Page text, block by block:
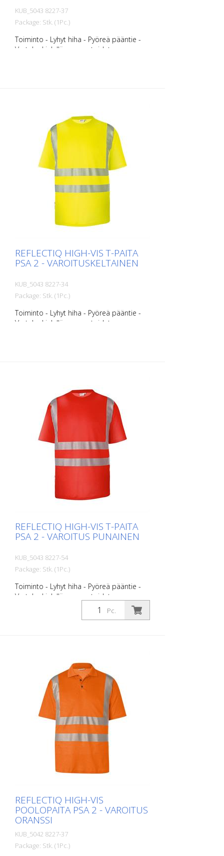
KUB_5043 8227-37
Package: Stk. (1Pc.)
Toiminto - Lyhyt hiha - Pyöreä pääntie -
Vartalonkielellä segmentoidut
auringonvalolta. koot - XS - S - M - L - XL -
XXL KOKO - 3XL - 4 XL Materiaalit: - 50 %
puuvillaa, 50 % polyesteriä, n. 180 g/m2.
Kaikkia tuotteita ei ole tällä hetkellä
saatavilla kaikissa väreissä ja koossa. Kysy
meiltä tarvittaessa vastaavaa tuotetta.
REFLECTIQ HIGH-VIS T-PAITA
PSA 2 - VAROITUSKELTAINEN
KUB_5043 8227-34
Package: Stk. (1Pc.)
Toiminto - Lyhyt hiha - Pyöreä pääntie -
Vartalonkielellä segmentoidut
auringonvalolta. koot - XS - S - M - L - XL -
XXL KOKO - 3XL - 4 XL Materiaalit: - 50 %
puuvillaa, 50 % polyesteriä, n. 180 g/m2.
Kaikkia tuotteita ei ole tällä hetkellä
saatavilla kaikissa väreissä ja koossa. Kysy
meiltä tarvittaessa vastaavaa tuotetta.
REFLECTIQ HIGH-VIS T-PAITA
PSA 2 - VAROITUS PUNAINEN
KUB_5043 8227-54
Package: Stk. (1Pc.)
Toiminto - Lyhyt hiha - Pyöreä pääntie -
Vartalonkielellä segmentoidut
heijastinraidat optimaalista näkyvyyttä
varten. - Materiaalirakenne, jonka
auringonvalolta. koot - XS - S - M - L - XL -
XXL KOKO - 3XL - 4 XL Materiaalit: - 50 %
puuvillaa, 50 % polyesteriä, n. 180 g/m2.
Kaikkia tuotteita ei ole tällä hetkellä
saatavilla kaikissa väreissä ja koossa. Kysy
meiltä tarvittaessa vastaavaa tuotetta.
Pc.
REFLECTIQ HIGH-VIS
POOLOPAITA PSA 2 - VAROITUS
ORANSSI
KUB_5042 8227-37
Package: Stk. (1Pc.)